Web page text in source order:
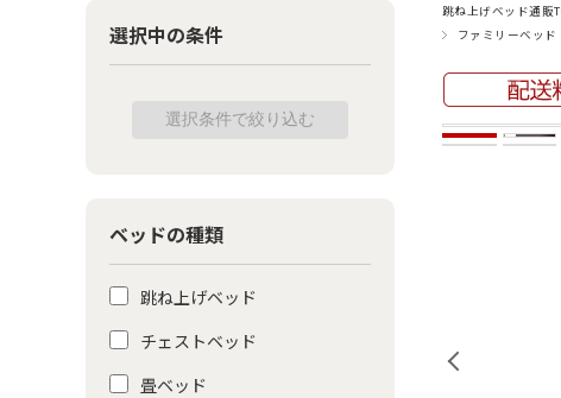
跳ね上げベッド通販
ファミリーベッド
選択中の条件
ベッドの種類
跳ね上げベッド
チェストベッド
畳ベッド